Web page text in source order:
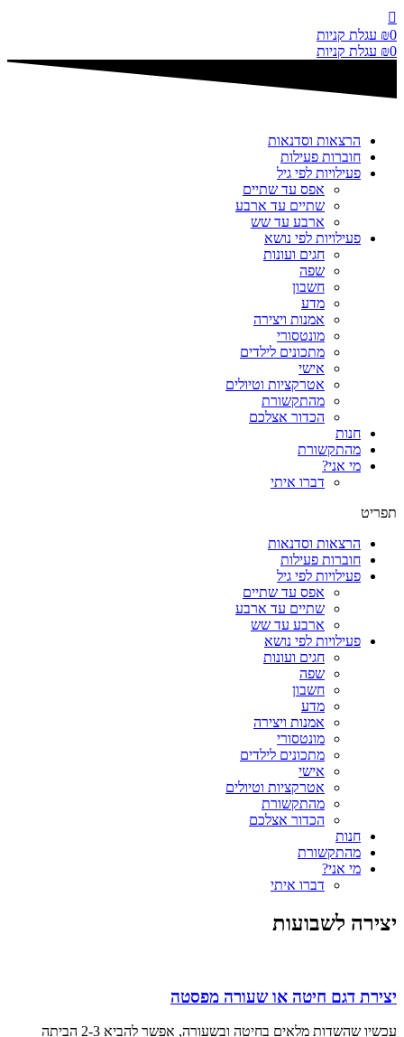
דלג
לתוכן
₪0
עגלת קניות
₪0 עגלת קניות
הרצאות וסדנאות
חוברות פעילות
פעילויות לפי גיל
אפס עד שתיים
שתיים עד ארבע
ארבע עד שש
פעילויות לפי נושא
חגים ועונות
שפה
חשבון
מדע
אמנות ויצירה
מונטסורי
מתכונים לילדים
אישי
אטרקציות וטיולים
מהתקשורת
הכדור אצלכם
חנות
מהתקשורת
מי אני?
דברו איתי
תפריט
הרצאות וסדנאות
חוברות פעילות
פעילויות לפי גיל
אפס עד שתיים
שתיים עד ארבע
ארבע עד שש
פעילויות לפי נושא
חגים ועונות
שפה
חשבון
מדע
אמנות ויצירה
מונטסורי
מתכונים לילדים
אישי
אטרקציות וטיולים
מהתקשורת
הכדור אצלכם
חנות
מהתקשורת
מי אני?
דברו איתי
יצירה לשבועות
יצירת דגם חיטה או שעורה מפסטה
עכשיו שהשדות מלאים בחיטה ובשעורה, אפשר להביא 2-3 הביתה